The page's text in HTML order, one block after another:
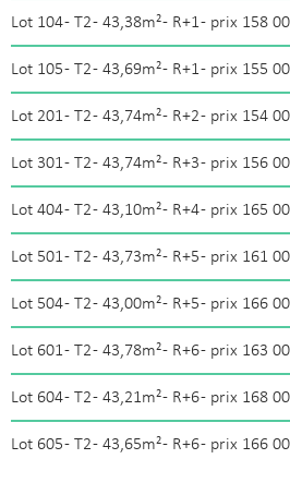
Lot 104 - T2 - 43,38m² - R+1 - prix 158
Lot 105 - T2 - 43,69m² - R+1 - prix 155
Lot 201 - T2 - 43,74m² - R+2 - prix 154
Lot 301 - T2 - 43,74m² - R+3 - prix 156
Lot 404 - T2 - 43,10m² - R+4 - prix 165
Lot 501 - T2 - 43,73m² - R+5 - prix 161
Lot 504 - T2 - 43,00m² - R+5 - prix 166
Lot 601 - T2 - 43,78m² - R+6 - prix 163
Lot 604 - T2 - 43,21m² - R+6 - prix 168
Lot 605 - T2 - 43,65m² - R+6 - prix 166